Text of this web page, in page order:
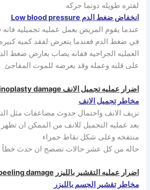
لفتره طويله دونما حركه
انخفاض ضغط الدم Low blood pressure
عندما يقوم المريض بعمل عمليه تجميليه
في ضغط الدم فعندما يتعرض لفقد كميه كبيره
العمليه الجراحيه ففانه يصاب بعارض ضغط
على قلبه وعمله وقد يعرضه للموت المفاجئ
اضرار عمليه تجميل الانف Rhinoplasty damage
مخاطر تجميل الانف
نزيف الانف واحتمال حدوث مضاعفات مثل
بعد عمليه التجميل للانف من الممكن ان تظهر
منتفخه وعلى شكل نقاط حمراء
حاله من كل عشر حالات تصصح ان حدث خطأ ما
اضرار عمليه التقشير بالليزر Laser peeling damage
مخاطر تقشير الجسم بالليزر